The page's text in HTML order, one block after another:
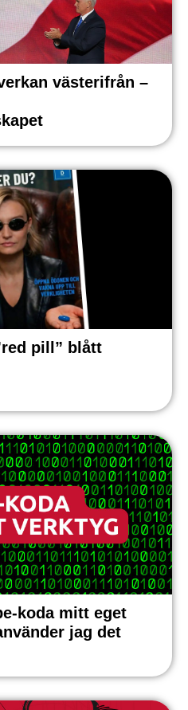
västerifrån –
pill” blått
koda mitt eget
jag det